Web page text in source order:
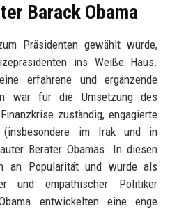
Barack Obama
Präsidenten gewählt wurde,
ins Weiße Haus.
erfahrene und ergänzende
war für die Umsetzung des
zuständig, engagierte
im Irak und in
Berater Obamas. In diesen
an Popularität und wurde als
und empathischer Politiker
entwickelten eine enge